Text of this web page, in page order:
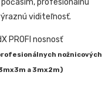
viditeľnosť.
nožnicových
a 3mx2m)